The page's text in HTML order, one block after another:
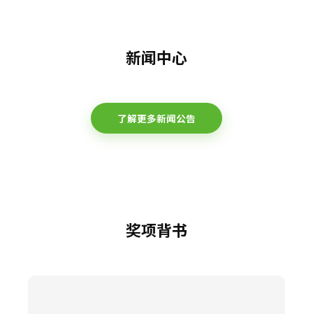
新闻中心
了解更多新闻公告
奖项背书